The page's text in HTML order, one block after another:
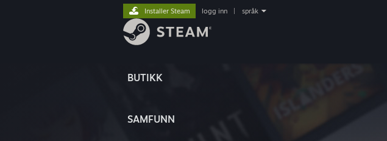
BUTIKK
SAMFUNN
Installer Steam logg inn språk